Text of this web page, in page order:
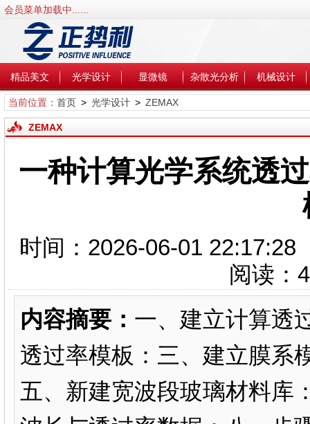
会员菜单加载中......
精品美文 光学设计 显微镜 杂散光分析 机械设计
当前位置： 首页> 光学设计> ZEMAX
ZEMAX
一种计算光学系统透
时间：2026-06-01
阅读：
内容摘要： 一、建立计算透
透过率模板：三、建立膜系
五、新建宽波段玻璃材料库